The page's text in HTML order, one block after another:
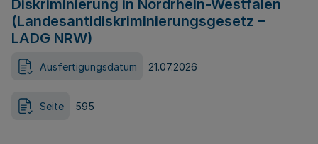
Diskriminierung in Nordrhein-Westfalen
(Landesantidiskriminierungsgesetz –
LADG NRW)
Ausfertigungsdatum 21.07.2026
Seite 595